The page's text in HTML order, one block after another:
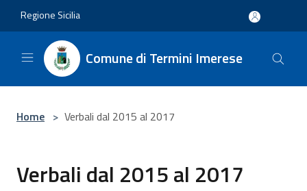
Regione Sicilia
Comune di Termini Imerese
Home > Verbali dal 2015 al 2017
Verbali dal 2015 al 2017